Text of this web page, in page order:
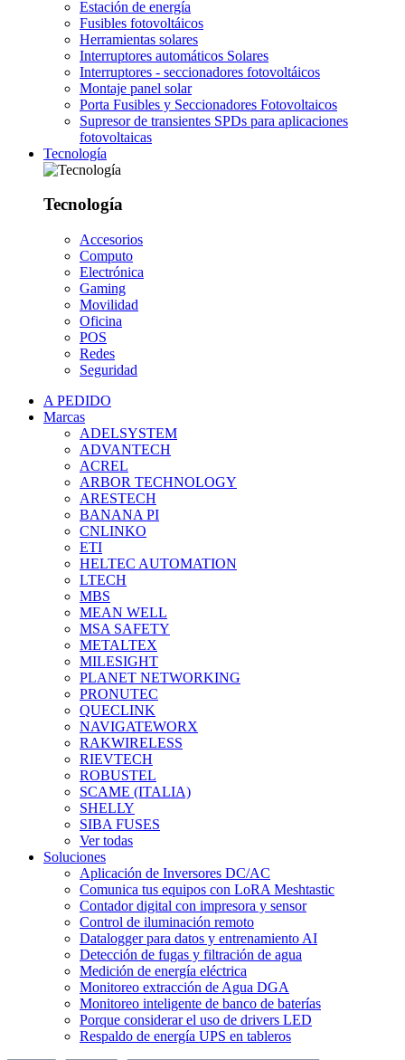
Estación de energía
Fusibles fotovoltáicos
Herramientas solares
Interruptores automáticos Solares
Interruptores - seccionadores fotovoltáicos
Montaje panel solar
Porta Fusibles y Seccionadores Fotovoltaicos
Supresor de transientes SPDs para aplicaciones
fotovoltaicas
Tecnología
Tecnología
Accesorios
Computo
Electrónica
Gaming
Movilidad
Oficina
POS
Redes
Seguridad
A PEDIDO
Marcas
ADELSYSTEM
ADVANTECH
ACREL
ARBOR TECHNOLOGY
ARESTECH
BANANA PI
CNLINKO
ETI
HELTEC AUTOMATION
LTECH
MBS
MEAN WELL
MSA SAFETY
METALTEX
MILESIGHT
PLANET NETWORKING
PRONUTEC
QUECLINK
NAVIGATEWORX
RAKWIRELESS
RIEVTECH
ROBUSTEL
SCAME (ITALIA)
SHELLY
SIBA FUSES
Ver todas
Soluciones
Aplicación de Inversores DC/AC
Comunica tus equipos con LoRA Meshtastic
Contador digital con impresora y sensor
Control de iluminación remoto
Datalogger para datos y entrenamiento AI
Detección de fugas y filtración de agua
Medición de energía eléctrica
Monitoreo extracción de Agua DGA
Monitoreo inteligente de banco de baterías
Porque considerar el uso de drivers LED
Respaldo de energía UPS en tableros